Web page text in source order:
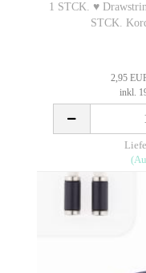
1 STCK. ♥
STCK.
2,95
inkl.